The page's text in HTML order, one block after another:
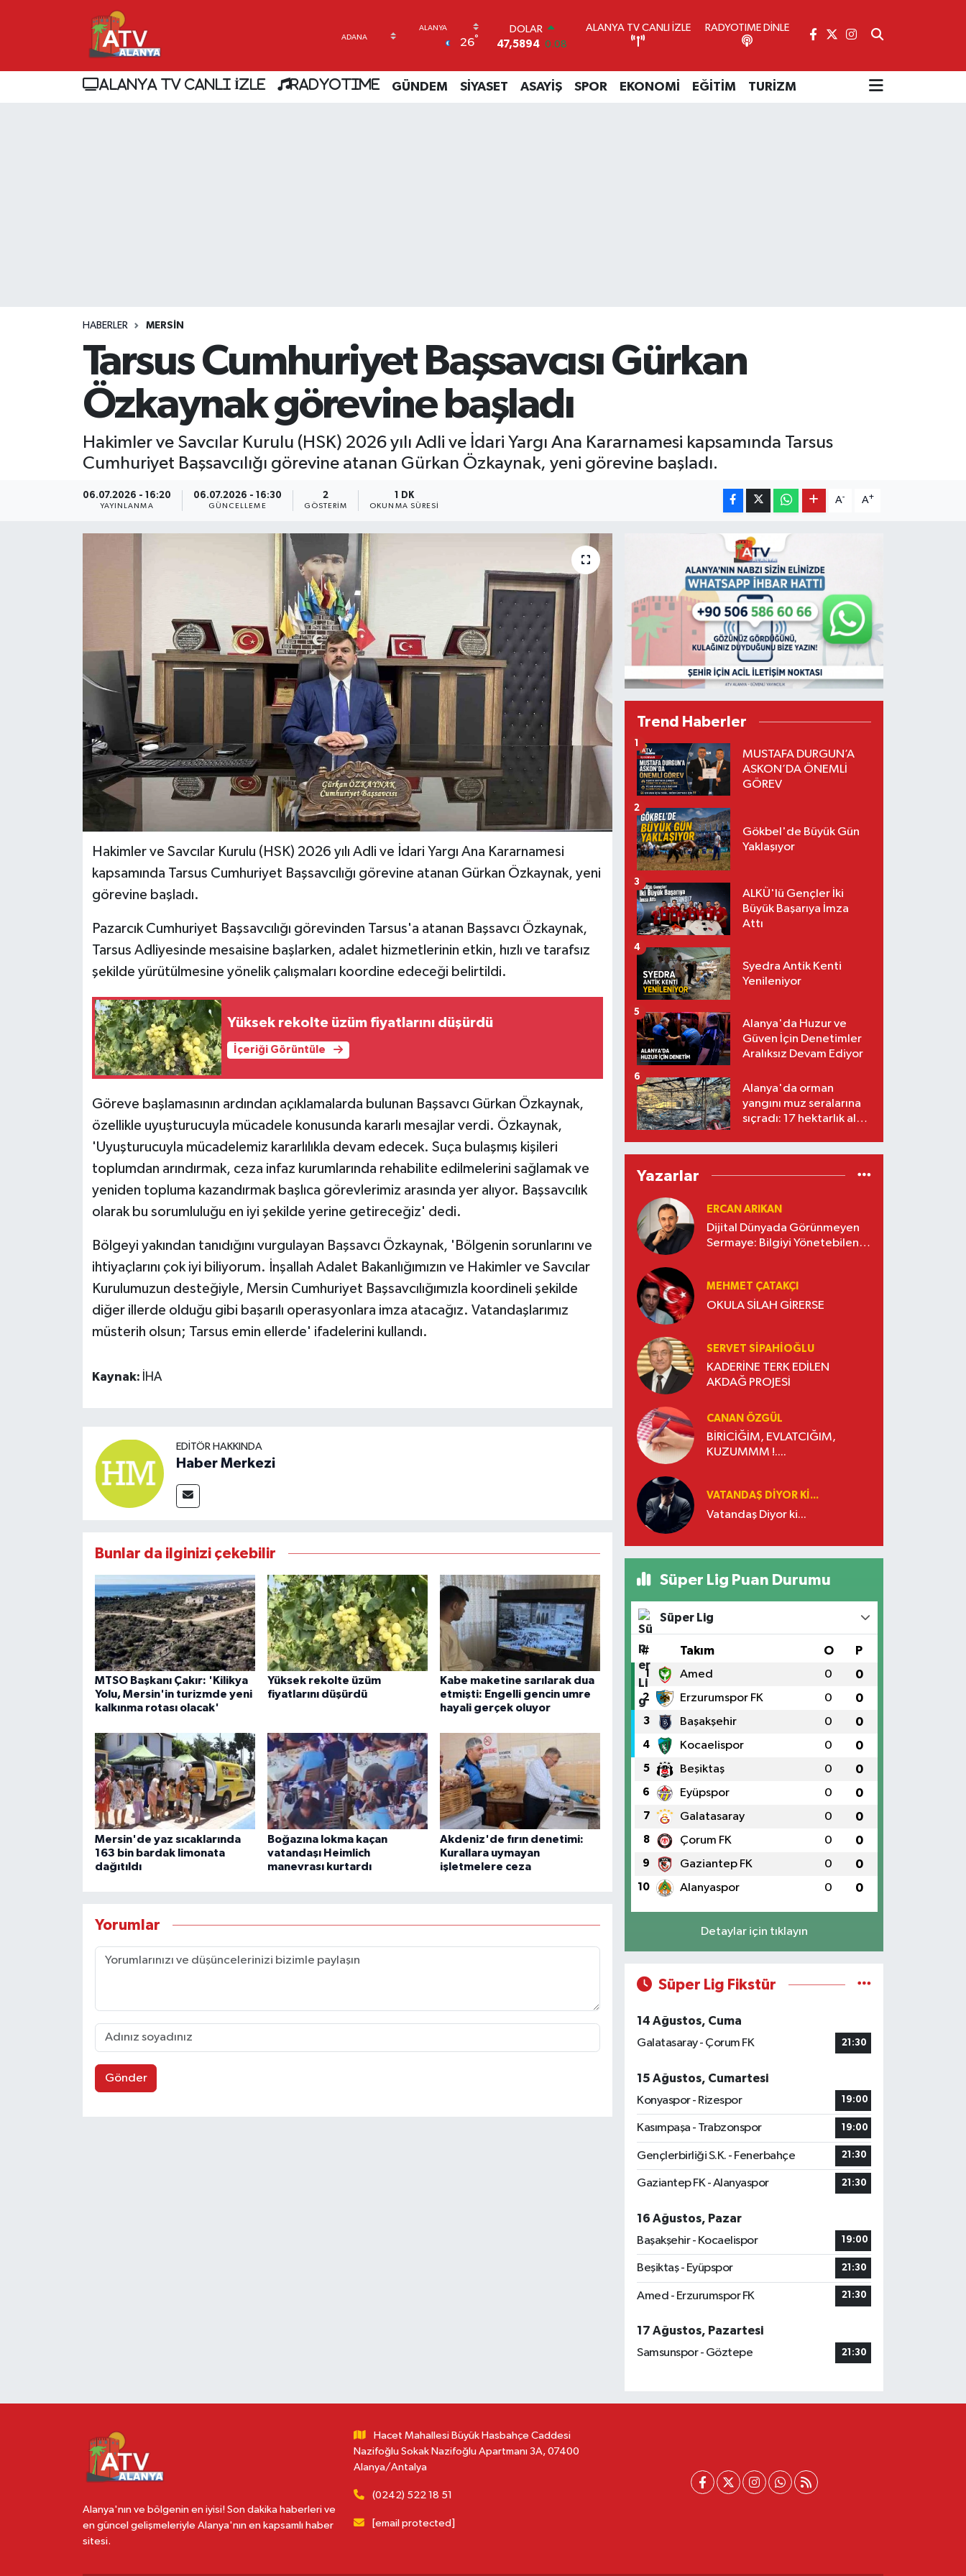
26°
DOLAR
47,5894 0.08
55,0398 -0.02
STERLİN
ALANYA TV CANLI İZLE RADYOTIME DİNLE
ALANYA TV CANLI İZLE RADYOTIME GÜNDEM SİYASET ASAYİŞ SPOR EKONOMİ EĞİTİM TURİZM
HABERLER MERSIN
Tarsus Cumhuriyet Başsavcısı Gürkan
Özkaynak görevine başladı
Hakimler ve Savcılar Kurulu (HSK) 2026 yılı Adli ve İdari Yargı Ana Kararnamesi kapsamında Tarsus
Cumhuriyet Başsavcılığı görevine atanan Gürkan Özkaynak, yeni görevine başladı.
06.07.2026 - 16:20
YAYINLANMA
06.07.2026 - 16:30
GÜNCELLEME
2
GÖSTERIM
1 DK
OKUNMA SÜRESI
A- A+
Hakimler ve Savcılar Kurulu (HSK) 2026 yılı Adli ve İdari Yargı Ana Kararnamesi
kapsamında Tarsus Cumhuriyet Başsavcılığı görevine atanan Gürkan Özkaynak, yeni
görevine başladı.
Pazarcık Cumhuriyet Başsavcılığı görevinden Tarsus'a atanan Başsavcı Özkaynak,
Tarsus Adliyesinde mesaisine başlarken, adalet hizmetlerinin etkin, hızlı ve tarafsız
şekilde yürütülmesine yönelik çalışmaları koordine edeceği belirtildi.
Yüksek rekolte üzüm fiyatlarını düşürdü
İçeriği Görüntüle
Göreve başlamasının ardından açıklamalarda bulunan Başsavcı Gürkan Özkaynak,
özellikle uyuşturucuyla mücadele konusunda kararlı mesajlar verdi. Özkaynak,
'Uyuşturucuyla mücadelemiz kararlılıkla devam edecek. Suça bulaşmış kişileri
toplumdan arındırmak, ceza infaz kurumlarında rehabilite edilmelerini sağlamak ve
yeniden topluma kazandırmak başlıca görevlerimiz arasında yer alıyor. Başsavcılık
olarak bu sorumluluğu en iyi şekilde yerine getireceğiz' dedi.
Bölgeyi yakından tanıdığını vurgulayan Başsavcı Özkaynak, 'Bölgenin sorunlarını ve
ihtiyaçlarını çok iyi biliyorum. İnşallah Adalet Bakanlığımızın ve Hakimler ve Savcılar
Kurulumuzun desteğiyle, Mersin Cumhuriyet Başsavcılığımızla koordineli şekilde
diğer illerde olduğu gibi başarılı operasyonlara imza atacağız. Vatandaşlarımız
müsterih olsun; Tarsus emin ellerde' ifadelerini kullandı.
Kaynak: İHA
EDITÖR HAKKINDA
Haber Merkezi
Bunlar da ilginizi çekebilir
MTSO Başkanı Çakır: 'Kilikya
Yolu, Mersin'in turizmde yeni
kalkınma rotası olacak'
Yüksek rekolte üzüm
fiyatlarını düşürdü
Kabe maketine sarılarak dua
etmişti: Engelli gencin umre
hayali gerçek oluyor
Mersin'de yaz sıcaklarında
163 bin bardak limonata
dağıtıldı
Boğazına lokma kaçan
vatandaşı Heimlich
manevrası kurtardı
Akdeniz'de fırın denetimi:
Kurallara uymayan
işletmelere ceza
Yorumlar
Gönder
Trend Haberler
MUSTAFA DURGUN’A
ASKON’DA ÖNEMLİ
GÖREV
1
Gökbel'de Büyük Gün
Yaklaşıyor
2
ALKÜ'lü Gençler İki
Büyük Başarıya İmza
Attı
3
Syedra Antik Kenti
Yenileniyor
4
Alanya'da Huzur ve
Güven İçin Denetimler
Aralıksız Devam Ediyor
5
Alanya'da orman
yangını muz seralarına
sıçradı: 17 hektarlık alan
6
Yazarlar
ERCAN ARIKAN
Dijital Dünyada Görünmeyen
Sermaye: Bilgiyi Yönetebilen
MEHMET ÇATAKÇI
OKULA SİLAH GİRERSE
SERVET SİPAHİOĞLU
KADERİNE TERK EDİLEN
AKDAĞ PROJESİ
CANAN ÖZGÜL
BİRİCİĞİM, EVLATCIĞIM,
KUZUMMM !....
VATANDAŞ DIYOR KI...
Vatandaş Diyor ki...
Süper Lig Puan Durumu
Süper Lig
# Takım O P
1 Amed 0 0
2 Erzurumspor FK 0 0
3 Başakşehir 0 0
4 Kocaelispor 0 0
5 Beşiktaş 0 0
6 Eyüpspor 0 0
7 Galatasaray 0 0
8 Çorum FK 0 0
9 Gaziantep FK 0 0
10 Alanyaspor 0 0
Detaylar için tıklayın
Süper Lig Fikstür
14 Ağustos, Cuma
Galatasaray - Çorum FK
21:30
15 Ağustos, Cumartesi
Konyaspor - Rizespor
19:00
Kasımpaşa - Trabzonspor 19:00
Gençlerbirliği S.K. - Fenerbahçe 21:30
Gaziantep FK - Alanyaspor 21:30
16 Ağustos, Pazar
Başakşehir - Kocaelispor
19:00
Beşiktaş - Eyüpspor 21:30
Amed - Erzurumspor FK 21:30
17 Ağustos, Pazartesi
Samsunspor - Göztepe
21:30
Alanya'nın ve bölgenin en iyisi! Son dakika haberleri ve
en güncel gelişmeleriyle Alanya'nın en kapsamlı haber
sitesi.
Hacet Mahallesi Büyük Hasbahçe Caddesi
Nazifoğlu Sokak Nazifoğlu Apartmanı 3A, 07400
Alanya/Antalya
(0242) 522 18 51
[email protected]